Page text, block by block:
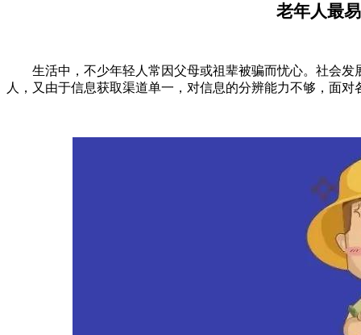
老年人最
生活中，不少年轻人常因父母或祖辈被骗而忧心。社会发
人，又由于信息获取渠道单一，对信息的分辨能力不够，面